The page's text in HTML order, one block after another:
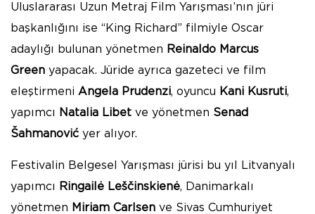
Uluslararası Uzun Metraj Film Yarışması’nın jüri
başkanlığını ise “King Richard” filmiyle Oscar
adaylığı bulunan yönetmen Reinaldo Marcus
Green yapacak. Jüride ayrıca gazeteci ve film
eleştirmeni Angela Prudenzi, oyuncu Kani Kusruti,
yapımcı
Natalia Libet ve yönetmen Senad
Šahmanović yer alıyor.
Festivalin Belgesel Yarışması jürisi bu yıl Litvanyalı
yapımcı
Ringailė Leščinskienė, Danimarkalı
yönetmen Miriam Carlsen ve Sivas Cumhuriyet